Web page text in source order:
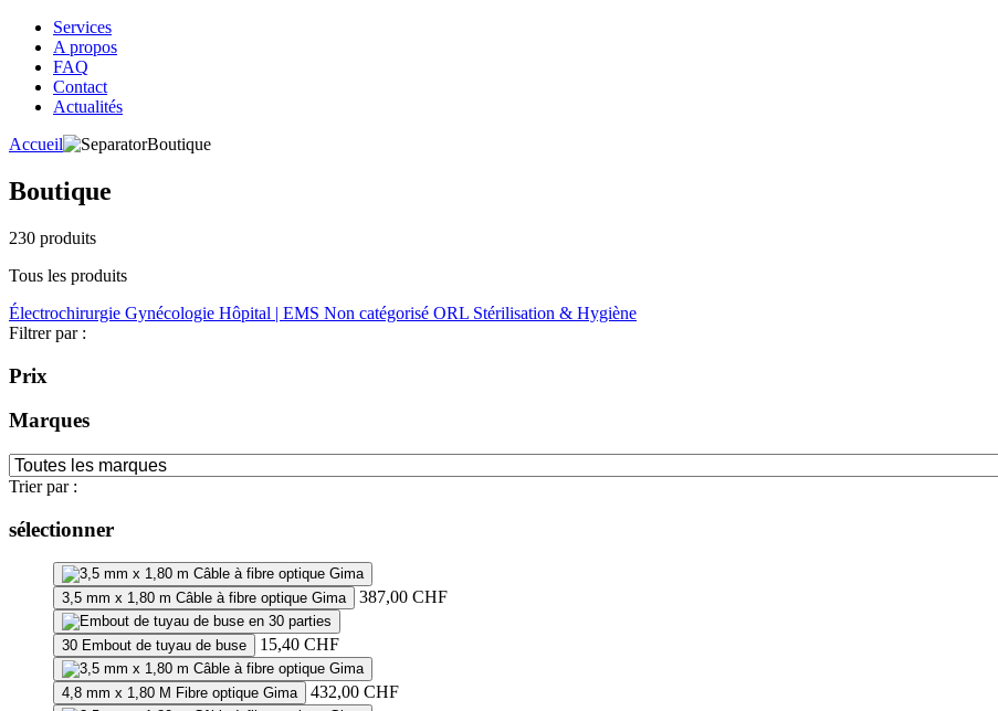
Services
A propos
FAQ
Contact
Actualités
Accueil
Boutique
Boutique
230 produits
Tous les produits
Électrochirurgie Gynécologie Hôpital | EMS Non catégorisé ORL Stérilisation & Hygiène
Filtrer par :
Prix
Marques
Trier par :
sélectionner
3,5 mm x 1,80 m Câble à fibre optique Gima 387,00 CHF
30 Embout de tuyau de buse 15,40 CHF
4,8 mm x 1,80 M Fibre optique Gima 432,00 CHF